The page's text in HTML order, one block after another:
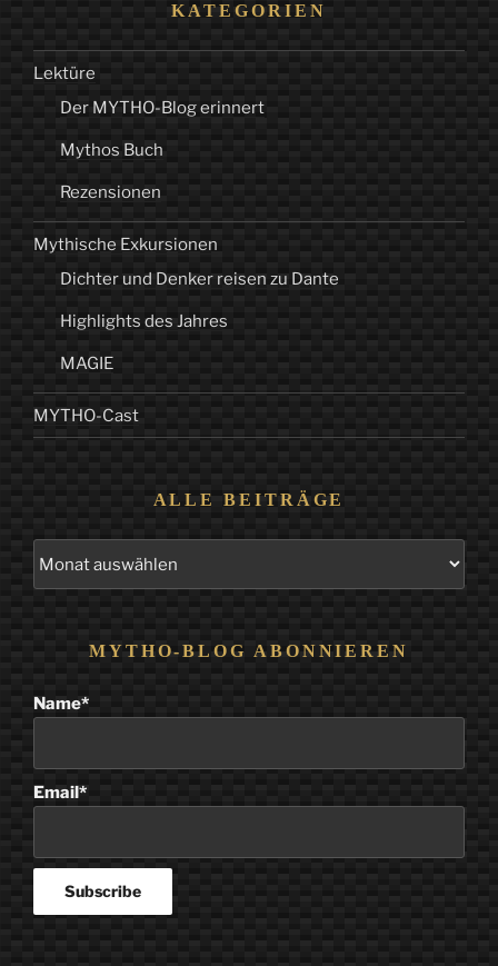
KATEGORIEN
Lektüre
Der MYTHO-Blog erinnert
Mythos Buch
Rezensionen
Mythische Exkursionen
Dichter und Denker reisen zu Dante
Highlights des Jahres
MAGIE
MYTHO-Cast
ALLE BEITRÄGE
MYTHO-BLOG ABONNIEREN
Name*
Email*